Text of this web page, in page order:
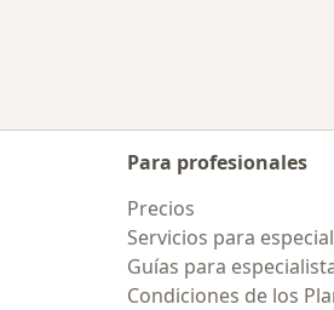
Para profesionales
Precios
Servicios para
Guías para
Condiciones de los